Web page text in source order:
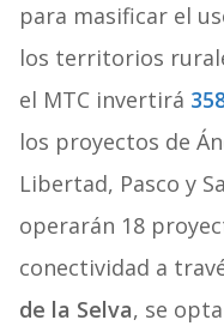
para masificar el
los territorios
el MTC invertirá
los proyectos de
Libertad, Pasco y
operarán 18
conectividad a
de la Selva, se